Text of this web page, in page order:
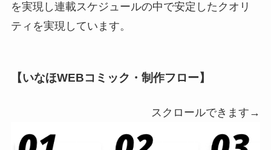
を実現し連載スケジュールの中で安定したクオリ
ティを実現しています。
【いなほWEBコミック・制作フロー】
スクロールできます→